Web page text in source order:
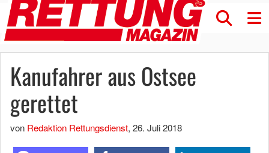
Kanufahrer aus Ostsee
gerettet
von Redaktion Rettungsdienst, 26. Juli 2018